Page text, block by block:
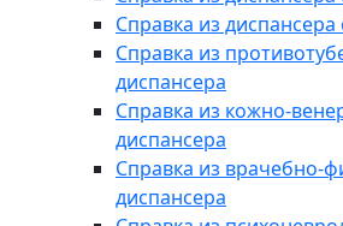
Справка из диспансера
Справка из
диспансера
Справка из кожно-
диспансера
Справка из врачебно-
диспансера